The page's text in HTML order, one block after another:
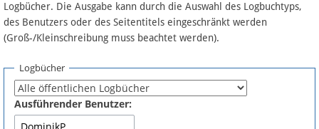
FAQ
Fördermitglied werden
Fehler melden
Logbücher. Die Ausgabe kann durch die Auswahl des Logbuchtyps,
des Benutzers oder des Seitentitels eingeschränkt werden
(Groß-/Kleinschreibung muss beachtet werden).
Logbücher
Ausführender Benutzer: